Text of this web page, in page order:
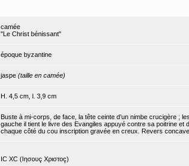
camée
"Le Christ bénissant"
époque byzantine
jaspe (taille en camée)
H. 4,5 cm, l. 3,9 cm
Buste à mi-corps, de face, la tête ceinte d’un nimbe crucigère ;
gauche il tient le livre des Evangiles appuyé contre sa poitrine et
chaque côté du cou inscription gravée en creux. Revers concave
IC XC (Iησουç Xριστοç)